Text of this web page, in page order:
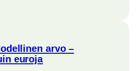
arvo –
euroja